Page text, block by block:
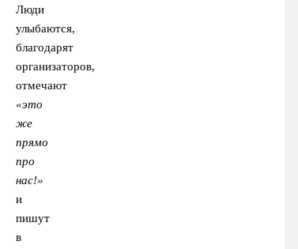
Люди
улыбаются,
благодарят
организаторов,
отмечают
«это
же
прямо
про
нас!»
и
пишут
в